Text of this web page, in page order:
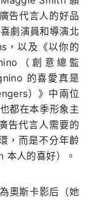
告代言人的好品
劇演員和導演北
，以及《以你的
（創意總監
的喜愛真是
）》中兩位
都在本季形象主
告代言人需要的
，而是不分年齡
本人的喜好）。
奧斯卡影后（她